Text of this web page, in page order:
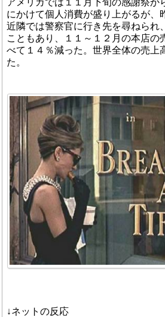
アメリカでは１１月下旬の感謝祭か
にかけて個人消費が盛り上がるが、
近隣では警察官に行き先を尋ねられ
こともあり、１１～１２月の本店の
べて１４％減った。世界全体の売上
た。
↓ネットの反応